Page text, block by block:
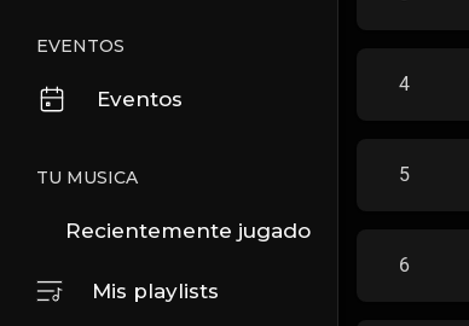
EVENTOS
Eventos
TU MUSICA
Recientemente jugado
Mis playlists
4
5
6